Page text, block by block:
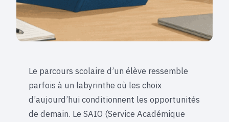
Le parcours scolaire d’un élève ressemble
parfois à un labyrinthe où les choix
d’aujourd’hui conditionnent les opportunités
de demain. Le SAIO (Service Académique